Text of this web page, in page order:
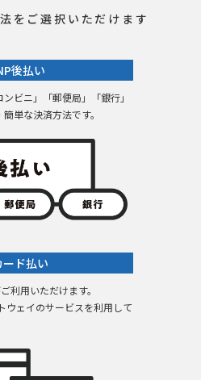
をご選択いただけます
後払い
ビニ」「郵便局」「銀行」
単な決済方法です。
ード払い
利用いただけます。
ウェイのサービスを利用して